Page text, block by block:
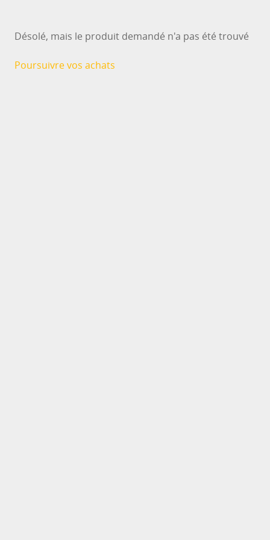
Désolé, mais le produit demandé n'a pas été trouvé
Poursuivre vos achats